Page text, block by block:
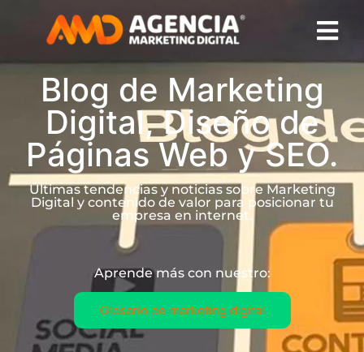
Blog de Marketing
Digital, Diseño de
Páginas Web y SEO.
Últimas tendencias y noticias sobre Marketing
Digital y contenido de valor para posicionar tu
empresa en internet.
Aprende más con nuestro:
Glosario de marketing digital